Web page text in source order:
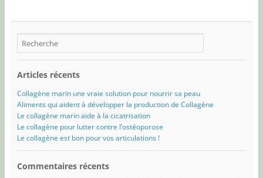
Articles récents
Collagène marin une vraie solution pour nourrir sa peau
Aliments qui aident à développer la production de Collagène
Le collagène marin aide à la cicatrisation
Le collagène pour lutter contre l’ostéoporose
Le collagène est bon pour vos articulations !
Commentaires récents